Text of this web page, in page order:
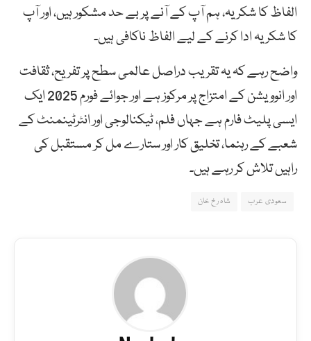
الفاظ کا شکریہ، ہم آپ کے آنے پر بے حد مشکور ہیں، اور آپ
کا شکریہ ادا کرنے کے لیے الفاظ ناکافی ہیں۔
واضح رہے کہ یہ تقریب دراصل عالمی سطح پر تفریح، ثقافت
اور انوویشن کے امتزاج پر مرکوز ہے اور جوائے فورم 2025 ایک
ایسی پلیٹ فارم ہے جہاں فلم، ٹیکنالوجی اور انٹرٹینمنٹ کے
شعبے کے رہنما، تخلیق کار اور ستارے مل کر مستقبل کی
راہیں تلاش کر رہے ہیں۔
سعودی عرب شاہ رخ خان